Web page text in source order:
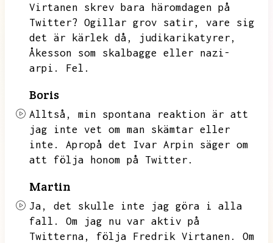
Virtanen skrev bara häromdagen på
Twitter? Ogillar grov satir,
vare sig
det är kärlek då,
judikarikatyrer,
Åkesson som skalbagge eller nazi-
arpi.
Fel.
Boris
Alltså,
min spontana reaktion är att
jag inte vet om man skämtar eller
inte.
Apropå det Ivar Arpin säger om
att följa honom på Twitter.
Martin
Ja,
det skulle inte jag göra i alla
fall.
Om jag nu var aktiv på
Twitterna,
följa Fredrik Virtanen.
Om